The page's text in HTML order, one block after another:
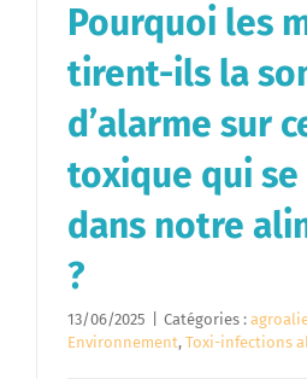
Pourquoi les
tirent-ils la
d’alarme sur
toxique qui
dans notre
?
13/06/2025 Catégories :
Environnement, Toxi-infections